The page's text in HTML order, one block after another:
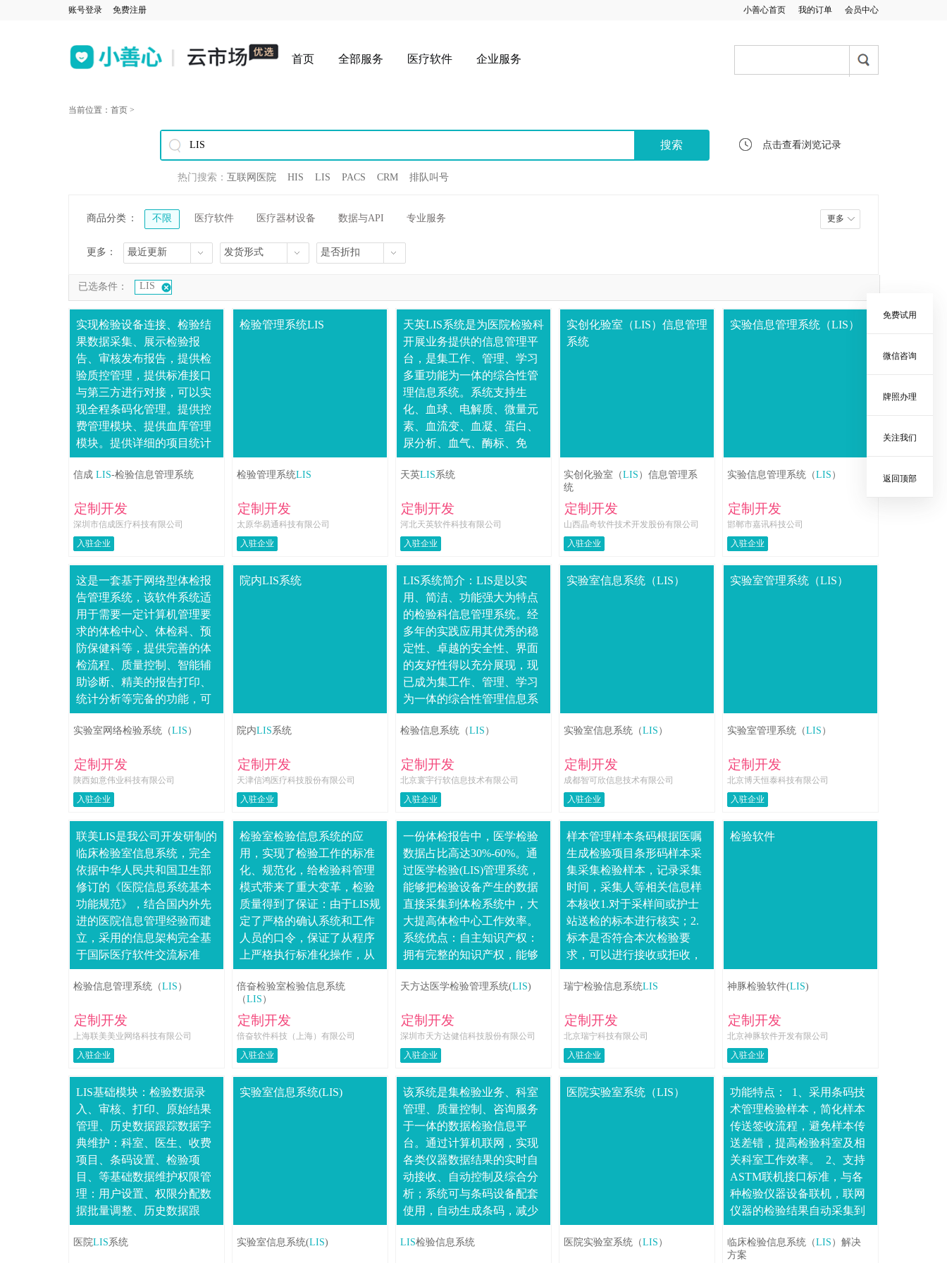
账号登录 免费注册 小善心首页 我的订单 会员中心
首页 全部服务 医疗软件 企业服务
当前位置： 首页 >
点击查看浏览记录
热门搜索： 互联网医院 HIS LIS PACS CRM 排队叫号
商品分类 ： 不限 医疗软件 医疗器材设备 数据与API 专业服务 更多
更多： 最近更新 发货形式 是否折扣
已选条件： LIS
实现检验设备连接、检验结
果数据采集、展示检验报
告、审核发布报告，提供检
验质控管理，提供标准接口
与第三方进行对接，可以实
现全程条码化管理。提供控
费管理模块、提供血库管理
模块。提供详细的项目统计
与查询分析管理。可单独销
售并于第三方 HIS 系统、体
信成 LIS-检验信息管理系统
定制开发
深圳市信成医疗科技有限公司
入驻企业
检验管理系统LIS
检验管理系统LIS
定制开发
太原华易通科技有限公司
入驻企业
天英LIS系统是为医院检验科
开展业务提供的信息管理平
台，是集工作、管理、学习
多重功能为一体的综合性管
理信息系统。系统支持生
化、血球、电解质、微量元
素、血流变、血凝、蛋白、
尿分析、血气、酶标、免
疫、微生物等各种检验项目
的开展。LIS对于检验科室的
天英LIS系统
定制开发
河北天英软件科技有限公司
入驻企业
实创化验室（LIS）信息管理
系统
实创化验室（LIS ）信息管理系
统
定制开发
山西晶奇软件技术开发股份有限公司
入驻企业
实验信息管理系统（LIS）
实验信息管理系统（LIS ）
定制开发
邯郸市嘉讯科技公司
入驻企业
这是一套基于网络型体检报
告管理系统，该软件系统适
用于需要一定计算机管理要
求的体检中心、体检科、预
防保健科等，提供完善的体
检流程、质量控制、智能辅
助诊断、精美的报告打印、
统计分析等完备的功能，可
随您的业务提升，逐步升级
为全数字化管理型系统。主
实验室网络检验系统（LIS ）
定制开发
陕西如意伟业科技有限公司
入驻企业
院内LIS系统
院内LIS系统
定制开发
天津信鸿医疗科技股份有限公司
入驻企业
LIS系统简介：LIS是以实
用、简洁、功能强大为特点
的检验科信息管理系统。经
多年的实践应用其优秀的稳
定性、卓越的安全性、界面
的友好性得以充分展现，现
已成为集工作、管理、学习
为一体的综合性管理信息系
统。LIS系统支持生化、血
球、电解质、微量元素、血
检验信息系统（LIS ）
定制开发
北京寰宇行软信息技术有限公司
入驻企业
实验室信息系统（LIS）
实验室信息系统（LIS ）
定制开发
成都智可欣信息技术有限公司
入驻企业
实验室管理系统（LIS）
实验室管理系统（LIS ）
定制开发
北京博天恒泰科技有限公司
入驻企业
联美LIS是我公司开发研制的
临床检验室信息系统，完全
依据中华人民共和国卫生部
修订的《医院信息系统基本
功能规范》，结合国内外先
进的医院信息管理经验而建
立，采用的信息架构完全基
于国际医疗软件交流标准
HL-7，并完全符合ISO-
15189的认证要求，能够帮助
检验信息管理系统（LIS ）
定制开发
上海联美美业网络科技有限公司
入驻企业
检验室检验信息系统的应
用，实现了检验工作的标准
化、规范化，给检验科管理
模式带来了重大变革，检验
质量得到了保证：由于LIS规
定了严格的确认系统和工作
人员的口令，保证了从程序
上严格执行标准化操作，从
采样、接收标本、检验到审
核全过程的各个环节， 都采
用了确认制度....
倍奋检验室检验信息系统
（LIS ）
定制开发
倍奋软件科技（上海）有限公司
入驻企业
一份体检报告中，医学检验
数据占比高达30%-60%。通
过医学检验(LIS)管理系统，
能够把检验设备产生的数据
直接采集到体检系统中，大
大提高体检中心工作效率。
系统优点：自主知识产权：
拥有完整的知识产权，能够
同其他模块无缝对接对接数
千种设备：采用设备驱动技
天方达医学检验管理系统(LIS)
定制开发
深圳市天方达健信科技股份有限公司
入驻企业
样本管理样本条码根据医嘱
生成检验项目条形码样本采
集采集检验样本，记录采集
时间，采集人等相关信息样
本核收1.对于采样间或护士
站送检的标本进行核实；2.
标本是否符合本次检验要
求，可以进行接收或拒收，
并对拒收标本给出拒收理
由； 3.可分析实际检....
瑞宁检验信息系统LIS
定制开发
北京瑞宁科技有限公司
入驻企业
检验软件
神豚检验软件(LIS)
定制开发
北京神豚软件开发有限公司
入驻企业
LIS基础模块：检验数据录
入、审核、打印、原始结果
管理、历史数据跟踪数据字
典维护：科室、医生、收费
项目、条码设置、检验项
目、等基础数据维护权限管
理：用户设置、权限分配数
据批量调整、历史数据跟
踪、图文报告、数据存根等
基础LIS模块条码工作站：支
医院LIS系统
实验室信息系统(LIS)
实验室信息系统(LIS)
该系统是集检验业务、科室
管理、质量控制、咨询服务
于一体的数据检验信息平
台。通过计算机联网，实现
各类仪器数据结果的实时自
动接收、自动控制及综合分
析；系统可与条码设备配套
使用，自动生成条码，减少
实验室信息传递中人为因素
导致的误差；系统提供简
LIS检验信息系统
医院实验室系统（LIS）
医院实验室系统（LIS ）
功能特点： 1、采用条码技
术管理检验样本，简化样本
传送签收流程，避免样本传
送差错，提高检验科室及相
关科室工作效率。 2、支持
ASTM联机接口标准，与各
种检验仪器设备联机，联网
仪器的检验结果自动采集到
系统中；支持检验数据手工
录入。&nbs....
临床检验信息系统（LIS ）解决
方案
免费试用
微信咨询
牌照办理
关注我们
返回顶部